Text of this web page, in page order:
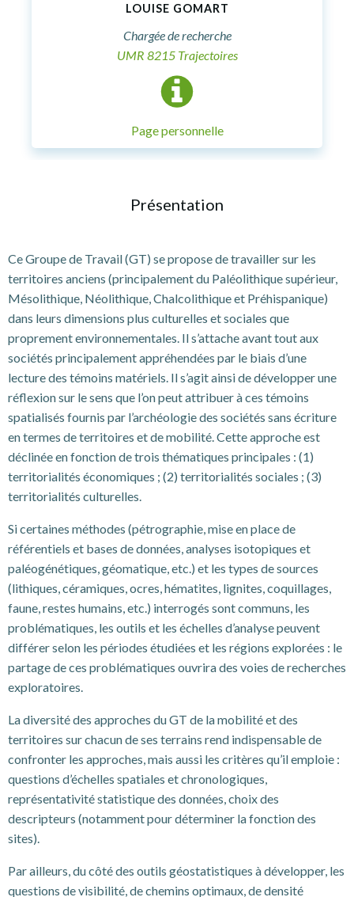
LOUISE GOMART
Chargée de recherche
UMR 8215 Trajectoires
Page personnelle
Présentation
Ce Groupe de Travail (GT) se propose de travailler sur les
territoires anciens (principalement du Paléolithique supérieur,
Mésolithique, Néolithique, Chalcolithique et Préhispanique)
dans leurs dimensions plus culturelles et sociales que
proprement environnementales. Il s’attache avant tout aux
sociétés principalement appréhendées par le biais d’une
lecture des témoins matériels. Il s’agit ainsi de développer une
réflexion sur le sens que l’on peut attribuer à ces témoins
spatialisés fournis par l’archéologie des sociétés sans écriture
en termes de territoires et de mobilité. Cette approche est
déclinée en fonction de trois thématiques principales : (1)
territorialités économiques ; (2) territorialités sociales ; (3)
territorialités culturelles.
Si certaines méthodes (pétrographie, mise en place de
référentiels et bases de données, analyses isotopiques et
paléogénétiques, géomatique, etc.) et les types de sources
(lithiques, céramiques, ocres, hématites, lignites, coquillages,
faune, restes humains, etc.) interrogés sont communs, les
problématiques, les outils et les échelles d’analyse peuvent
différer selon les périodes étudiées et les régions explorées : le
partage de ces problématiques ouvrira des voies de recherches
exploratoires.
La diversité des approches du GT de la mobilité et des
territoires sur chacun de ses terrains rend indispensable de
confronter les approches, mais aussi les critères qu’il emploie :
questions d’échelles spatiales et chronologiques,
représentativité statistique des données, choix des
descripteurs (notamment pour déterminer la fonction des
sites).
Par ailleurs, du côté des outils géostatistiques à développer, les
questions de visibilité, de chemins optimaux, de densité